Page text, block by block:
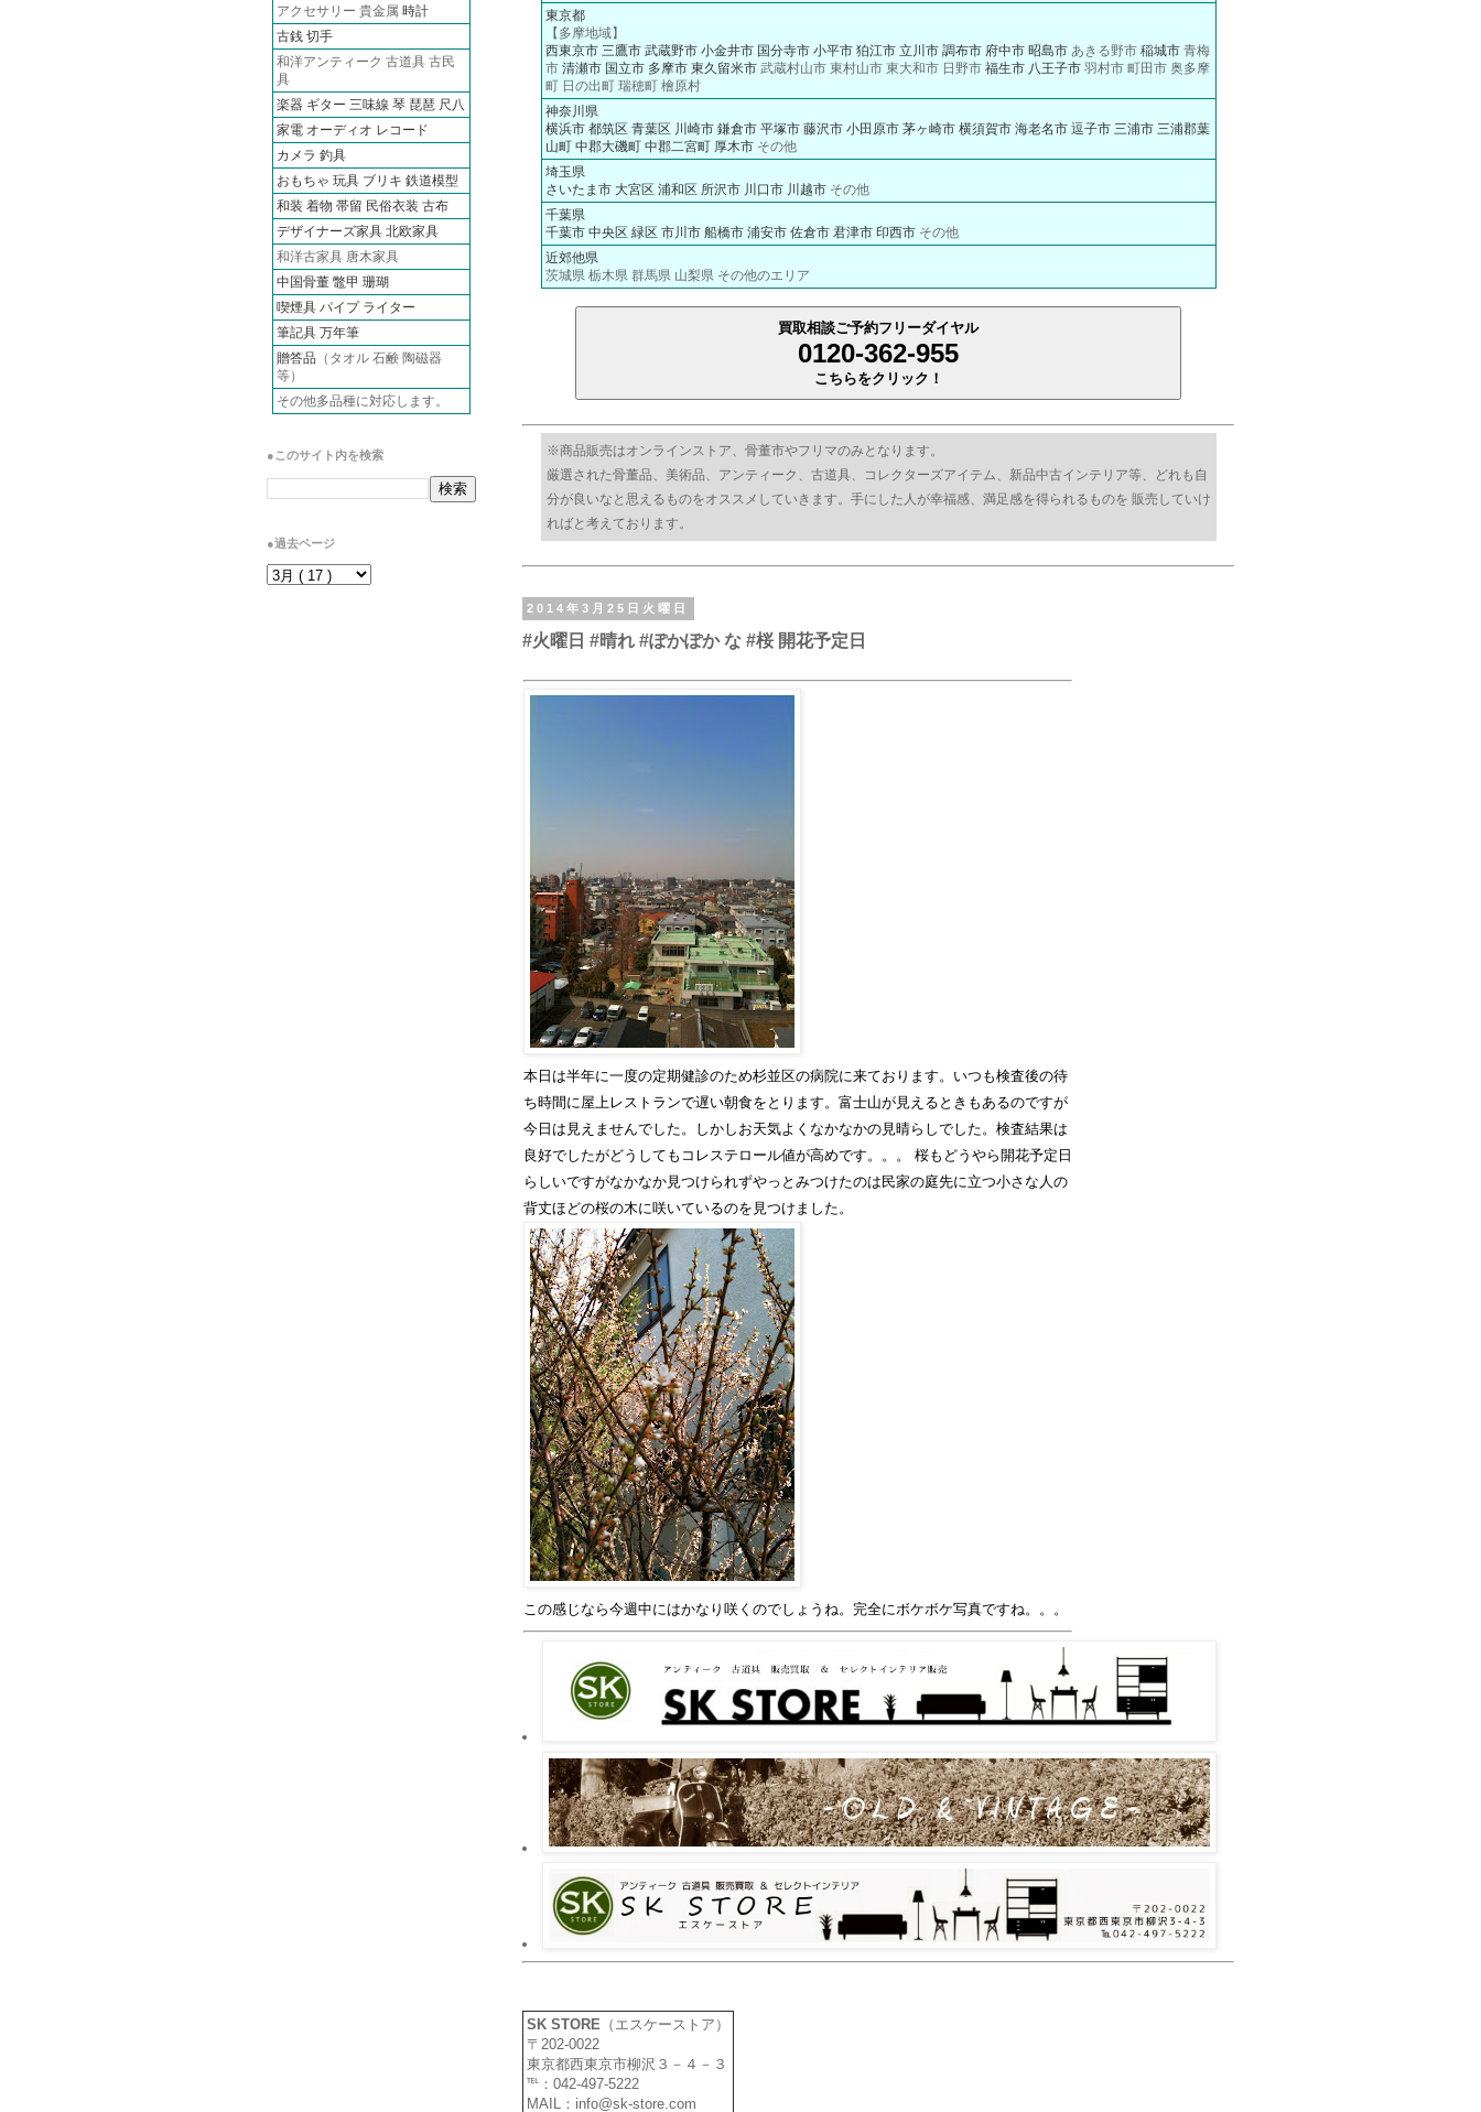
東京都
【多摩地域】
西東京市 三鷹市 武蔵野市 小金井市 国分寺市 小平市 狛江市 立川市 調布市 府中市 昭島市あきる野市 稲城市青梅
市 清瀬市 国立市 多摩市 東久留米市武蔵村山市 東村山市 東大和市 日野市 福生市 八王子市羽村市 町田市 奥多摩
町 日の出町 瑞穂町 檜原村
神奈川県
横浜市 都筑区 青葉区 川崎市 鎌倉市 平塚市 藤沢市 小田原市 茅ヶ崎市 横須賀市 海老名市 逗子市 三浦市 三浦郡葉
山町 中郡大磯町 中郡二宮町 厚木市その他
埼玉県
さいたま市 大宮区 浦和区 所沢市 川口市 川越市その他
千葉県
千葉市 中央区 緑区 市川市 船橋市 浦安市 佐倉市 君津市 印西市その他
近郊他県
茨城県 栃木県 群馬県 山梨県 その他のエリア
買取相談ご予約フリーダイヤル
0120-362-955
こちらをクリック！
※商品販売はオンラインストア、骨董市やフリマのみとなります。
厳選された骨董品、美術品、アンティーク、古道具、コレクターズアイテム、新品中古インテリア等、どれも自
分が良いなと思えるものをオススメしていきます。手にした人が幸福感、満足感を得られるものを 販売していけ
ればと考えております。
2014年3月25日火曜日
#火曜日 #晴れ #ぽかぽか な #桜 開花予定日
本日は半年に一度の定期健診のため杉並区の病院に来ております。いつも検査後の待
ち時間に屋上レストランで遅い朝食をとります。富士山が見えるときもあるのですが
今日は見えませんでした。しかしお天気よくなかなかの見晴らしでした。検査結果は
良好でしたがどうしてもコレステロール値が高めです。。。 桜もどうやら開花予定日
らしいですがなかなか見つけられずやっとみつけたのは民家の庭先に立つ小さな人の
背丈ほどの桜の木に咲いているのを見つけました。
この感じなら今週中にはかなり咲くのでしょうね。完全にボケボケ写真ですね。。。
SK STORE （エスケーストア）
〒202-0022
東京都西東京市柳沢３－４－３
℡：042-497-5222
MAIL：info@sk-store.com
アクセサリー 貴金属 時計
古銭 切手
和洋アンティーク 古道具 古民
具
楽器 ギター 三味線 琴 琵琶 尺八
家電 オーディオ レコード
カメラ 釣具
おもちゃ 玩具 ブリキ 鉄道模型
和装 着物 帯留 民俗衣装 古布
デザイナーズ家具 北欧家具
和洋古家具 唐木家具
中国骨董 鼈甲 珊瑚
喫煙具 パイプ ライター
筆記具 万年筆
贈答品 （タオル 石鹸 陶磁器
等）
その他多品種に対応します。
●このサイト内を検索
●過去ページ